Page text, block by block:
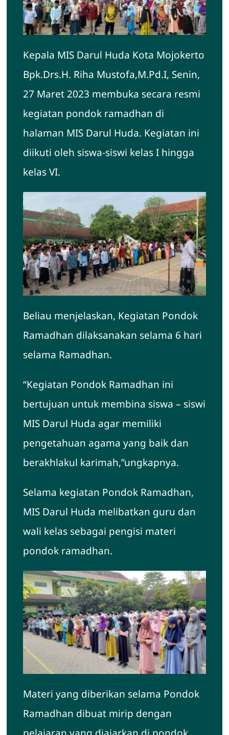
Kepala MIS Darul Huda Kota Mojokerto
Bpk.Drs.H. Riha Mustofa,M.Pd.I, Senin,
27 Maret 2023 membuka secara resmi
kegiatan pondok ramadhan di
halaman MIS Darul Huda. Kegiatan ini
diikuti oleh siswa-siswi kelas I hingga
kelas VI.
Beliau menjelaskan, Kegiatan Pondok
Ramadhan dilaksanakan selama 6 hari
selama Ramadhan.
“Kegiatan Pondok Ramadhan ini
bertujuan untuk membina siswa – siswi
MIS Darul Huda agar memiliki
pengetahuan agama yang baik dan
berakhlakul karimah,”ungkapnya.
Selama kegiatan Pondok Ramadhan,
MIS Darul Huda melibatkan guru dan
wali kelas sebagai pengisi materi
pondok ramadhan.
Materi yang diberikan selama Pondok
Ramadhan dibuat mirip dengan